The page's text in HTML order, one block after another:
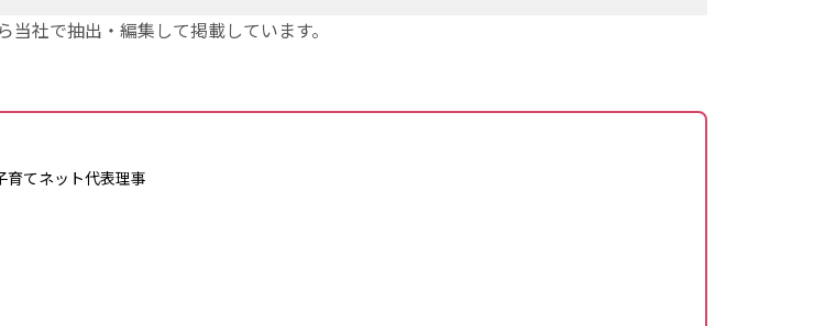
社で抽出・編集して掲載しています。
育てネット代表理事